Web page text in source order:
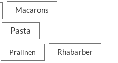
Macarons
Pasta
Pralinen Rhabarber